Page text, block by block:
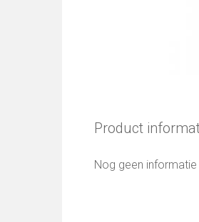
Product
Nog geen